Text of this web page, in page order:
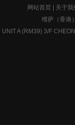
网站首页
关于我
维萨（香港
A (RM39) 3/F